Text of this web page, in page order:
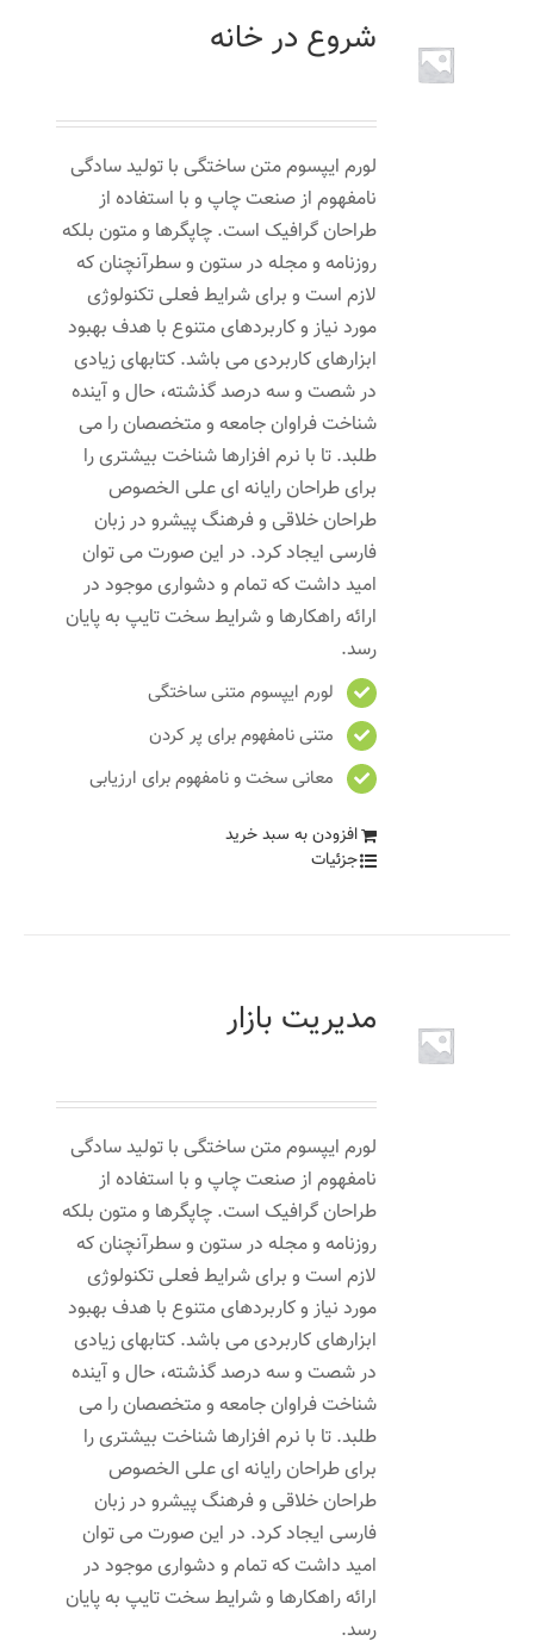
شروع در خانه
لورم ایپسوم متن ساختگی با تولید سادگی
نامفهوم از صنعت چاپ و با استفاده از
طراحان گرافیک است. چاپگرها و متون بلکه
روزنامه و مجله در ستون و سطرآنچنان که
لازم است و برای شرایط فعلی تکنولوژی
مورد نیاز و کاربردهای متنوع با هدف بهبود
ابزارهای کاربردی می باشد. کتابهای زیادی
در شصت و سه درصد گذشته، حال و آینده
شناخت فراوان جامعه و متخصصان را می
طلبد. تا با نرم افزارها شناخت بیشتری را
برای طراحان رایانه ای علی الخصوص
طراحان خلاقی و فرهنگ پیشرو در زبان
فارسی ایجاد کرد. در این صورت می توان
امید داشت که تمام و دشواری موجود در
ارائه راهکارها و شرایط سخت تایپ به پایان
رسد.
لورم ایپسوم متنی ساختگی
متنی نامفهوم برای پر کردن
معانی سخت و نامفهوم برای ارزیابی
افزودن به سبد خرید
جزئیات
مدیریت بازار
لورم ایپسوم متن ساختگی با تولید سادگی
نامفهوم از صنعت چاپ و با استفاده از
طراحان گرافیک است. چاپگرها و متون بلکه
روزنامه و مجله در ستون و سطرآنچنان که
لازم است و برای شرایط فعلی تکنولوژی
مورد نیاز و کاربردهای متنوع با هدف بهبود
ابزارهای کاربردی می باشد. کتابهای زیادی
در شصت و سه درصد گذشته، حال و آینده
شناخت فراوان جامعه و متخصصان را می
طلبد. تا با نرم افزارها شناخت بیشتری را
برای طراحان رایانه ای علی الخصوص
طراحان خلاقی و فرهنگ پیشرو در زبان
فارسی ایجاد کرد. در این صورت می توان
امید داشت که تمام و دشواری موجود در
ارائه راهکارها و شرایط سخت تایپ به پایان
رسد.